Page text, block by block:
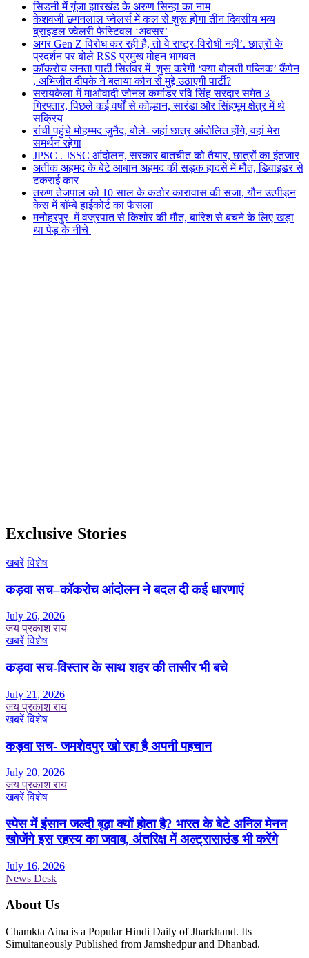
सिडनी में गूंजा झारखंड के अरुण सिन्हा का नाम
केशवजी छगनलाल ज्वेलर्स में कल से शुरू होगा तीन दिवसीय भव्य
ब्राइडल ज्वेलरी फेस्टिवल ‘अवसर’
अगर Gen Z विरोध कर रही है, तो वे राष्ट्र-विरोधी नहीं’. छात्रों के
प्रदर्शन पर बोले RSS प्रमुख मोहन भागवत
कॉकरोच जनता पार्टी सितंबर में शुरू करेगी ‘क्या बोलती पब्लिक’ कैंपेन
, अभिजीत दीपके ने बताया कौन से मुद्दे उठाएगी पार्टी?
सरायकेला में माओवादी जोनल कमांडर रवि सिंह सरदार समेत 3
गिरफ्तार, पिछले कई वर्षों से कोल्हान, सारंडा और सिंहभूम क्षेत्र में थे
सक्रिय
रांची पहुंचे मोहम्मद जुनैद, बोले- जहां छात्र आंदोलित होंगे, वहां मेरा
समर्थन रहेगा
JPSC . JSSC आंदोलन, सरकार बातचीत को तैयार, छात्रों का इंतजार
अतीक अहमद के बेटे आबान अहमद की सड़क हादसे में मौत, डिवाइडर से
टकराई कार
तरुण तेजपाल को 10 साल के कठोर कारावास की सजा, यौन उत्पीड़न
केस में बॉम्बे हाईकोर्ट का फैसला
मनोहरपुर में वज्रपात से किशोर की मौत, बारिश से बचने के लिए खड़ा
था पेड़ के नीचे
Exclusive Stories
खबरें विशेष
कड़वा सच–कॉकरोच आंदोलन ने बदल दी कई धारणाएं
July 26, 2026
जय प्रकाश राय
खबरें विशेष
कड़वा सच-विस्तार के साथ शहर की तासीर भी बचे
July 21, 2026
जय प्रकाश राय
खबरें विशेष
कड़वा सच- जमशेदपुर खो रहा है अपनी पहचान
July 20, 2026
जय प्रकाश राय
खबरें विशेष
स्पेस में इंसान जल्दी बूढ़ा क्यों होता है? भारत के बेटे अनिल मेनन
खोजेंगे इस रहस्य का जवाब, अंतरिक्ष में अल्ट्रासाउंड भी करेंगे
July 16, 2026
News Desk
About Us
Chamkta Aina is a Popular Hindi Daily of Jharkhand. Its
Simultaneously Published from Jamshedpur and Dhanbad.